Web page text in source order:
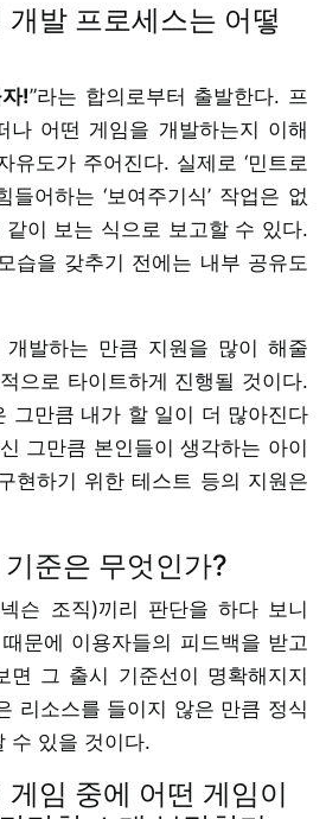
개발 프로세스는 어떻
!”라는 합의로부터 출발한다. 프
나 어떤 게임을 개발하는지 이해
유도가 주어진다. 실제로 ‘민트로
들어하는 ‘보여주기식’ 작업은 없
이 보는 식으로 보고할 수 있다.
습을 갖추기 전에는 내부 공유도
발하는 만큼 지원을 많이 해줄
으로 타이트하게 진행될 것이다.
그만큼 내가 할 일이 더 많아진다
그만큼 본인들이 생각하는 아이
현하기 위한 테스트 등의 지원은
준은 무엇인가?
슨 조직)끼리 판단을 하다 보니
문에 이용자들의 피드백을 받고
면 그 출시 기준선이 명확해지지
리소스를 들이지 않은 만큼 정식
수 있을 것이다.
게임 중에 어떤 게임이